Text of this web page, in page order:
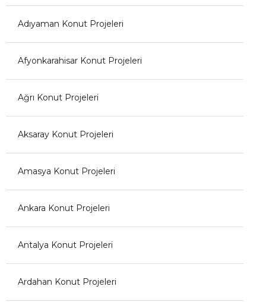
Adıyaman Konut Projeleri
Afyonkarahisar Konut Projeleri
Ağrı Konut Projeleri
Aksaray Konut Projeleri
Amasya Konut Projeleri
Ankara Konut Projeleri
Antalya Konut Projeleri
Ardahan Konut Projeleri